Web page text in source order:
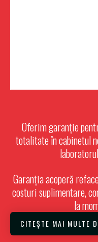
Oferim garanție
totalitate în cabinetul
Garanția acoperă
costuri suplimentare,
la
CITEȘTE MAI MULTE